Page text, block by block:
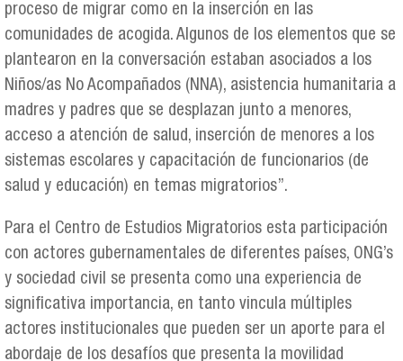
proceso de migrar como en la inserción en las
comunidades de acogida. Algunos de los elementos que se
plantearon en la conversación estaban asociados a los
Niños/as No Acompañados (NNA), asistencia humanitaria a
madres y padres que se desplazan junto a menores,
acceso a atención de salud, inserción de menores a los
sistemas escolares y capacitación de funcionarios (de
salud y educación) en temas migratorios”.
Para el Centro de Estudios Migratorios esta participación
con actores gubernamentales de diferentes países, ONG’s
y sociedad civil se presenta como una experiencia de
significativa importancia, en tanto vincula múltiples
actores institucionales que pueden ser un aporte para el
abordaje de los desafíos que presenta la movilidad